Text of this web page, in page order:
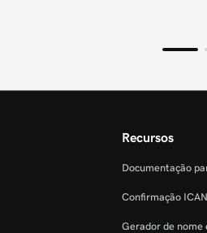
Recursos
Documentação
Confirmação
Gerador de nome